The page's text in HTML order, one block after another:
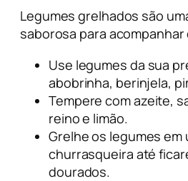
Legumes grelhados são
saborosa para
Use legumes da sua
abobrinha, berinjela,
Tempere com azeite,
reino e limão.
Grelhe os legumes em
churrasqueira até
dourados.